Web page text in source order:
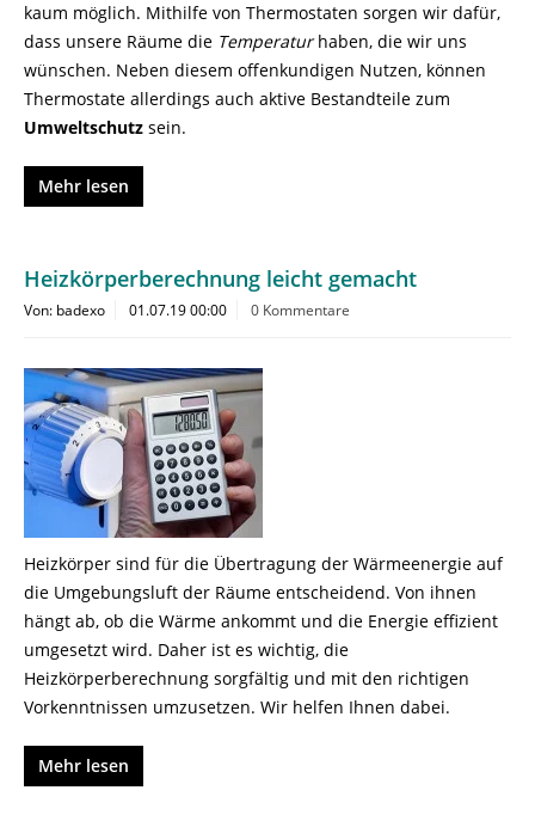
kaum möglich. Mithilfe von Thermostaten sorgen wir dafür,
dass unsere Räume die Temperaturhaben, die wir uns
wünschen. Neben diesem offenkundigen Nutzen, können
Thermostate allerdings auch aktive Bestandteile zum
Umweltschutz sein.
Mehr lesen
Heizkörperberechnung leicht gemacht
Von: badexo 01.07.19 00:00 0 Kommentare
Heizkörper sind für die Übertragung der Wärmeenergie auf
die Umgebungsluft der Räume entscheidend. Von ihnen
hängt ab, ob die Wärme ankommt und die Energie effizient
umgesetzt wird. Daher ist es wichtig, die
Heizkörperberechnung sorgfältig und mit den richtigen
Vorkenntnissen umzusetzen. Wir helfen Ihnen dabei.
Mehr lesen